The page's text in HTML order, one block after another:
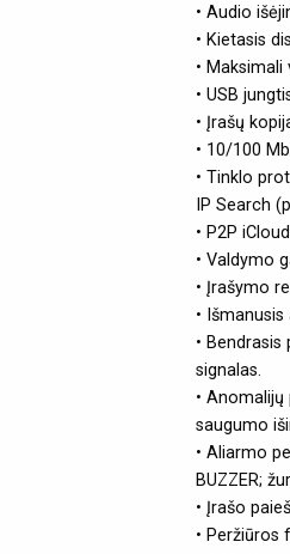
• Audio
• Kietasis
• Maksimali
• USB
• Įrašų
• 10/100
• Tinklo
IP Search
• P2P
• Valdymo
• Įrašymo
•
•
signalas.
•
saugumo
• Aliarmo
BUZZER;
• Įrašo
• Peržiūros